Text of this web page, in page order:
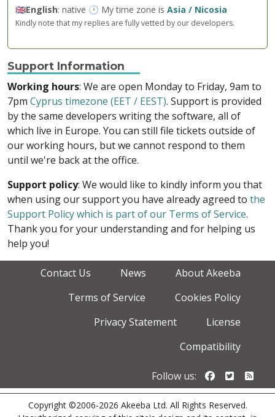
🇬🇧English: native 🕐 My time zone is Asia / Nicosia
Kindly note that my replies are fully vetted by our developers.
Support Information
Working hours: We are open Monday to Friday, 9am to
7pm Cyprus timezone (EET / EEST). Support is provided
by the same developers writing the software, all of
which live in Europe. You can still file tickets outside of
our working hours, but we cannot respond to them
until we're back at the office.
Support policy: We would like to kindly inform you that
when using our support you have already agreed to the
Support Policy which is part of our Terms of Service.
Thank you for your understanding and for helping us
help you!
Contact Us News
About Akeeba
Terms of Service
Cookies Policy
Privacy Statement
License
Compatibility
Follow us: Follow us
Copyright ©2006-2026 Akeeba Ltd. All Rights Reserved.